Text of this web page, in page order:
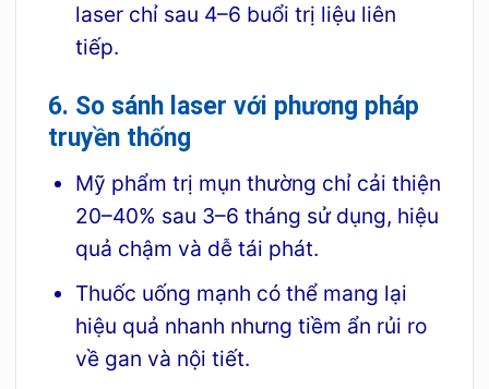
laser chỉ sau 4–6 buổi trị liệu liên
tiếp.
6. So sánh laser với phương pháp
truyền thống
Mỹ phẩm trị mụn thường chỉ cải thiện
20–40% sau 3–6 tháng sử dụng, hiệu
quả chậm và dễ tái phát.
Thuốc uống mạnh có thể mang lại
hiệu quả nhanh nhưng tiềm ẩn rủi ro
về gan và nội tiết.